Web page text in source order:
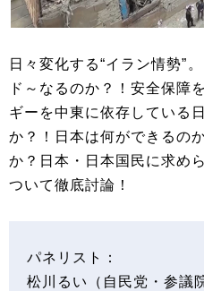
日々変化する“イラン情勢”
ド～なるのか？！安全保障
ギーを中東に依存している
か？！日本は何ができるの
か？日本・日本国民に求め
ついて徹底討論！
パネリスト：
松川るい（自民党・参議